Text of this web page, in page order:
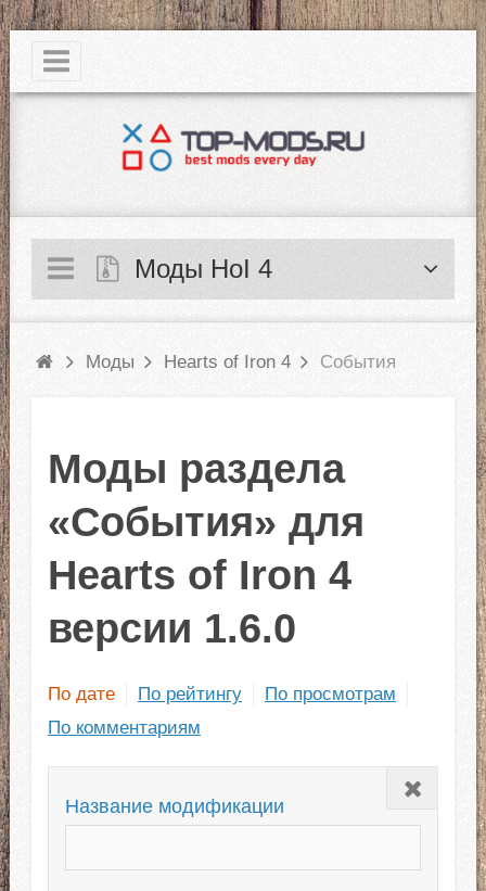
|
Моды HoI 4
Моды Hearts of Iron 4 События
Моды раздела
«События» для
Hearts of Iron 4
версии 1.6.0
По дате По рейтингу
По просмотрам
По комментариям
Закрыть
Название модификации